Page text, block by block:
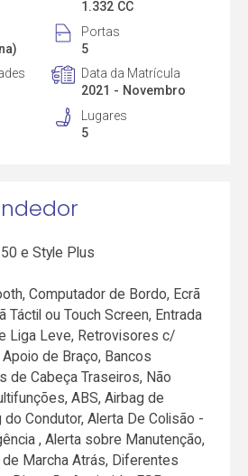
1.332 CC
Portas
5
Data da Matrícula
2021 - Novembro
Lugares
5
e Style Plus
Computador de Bordo, Ecrã
Táctil ou Touch Screen, Entrada
Liga Leve, Retrovisores c/
de Braço, Bancos
de Cabeça Traseiros, Não
ABS, Airbag de
Condutor, Alerta De Colisão -
, Alerta sobre Manutenção,
de Marcha Atrás, Diferentes